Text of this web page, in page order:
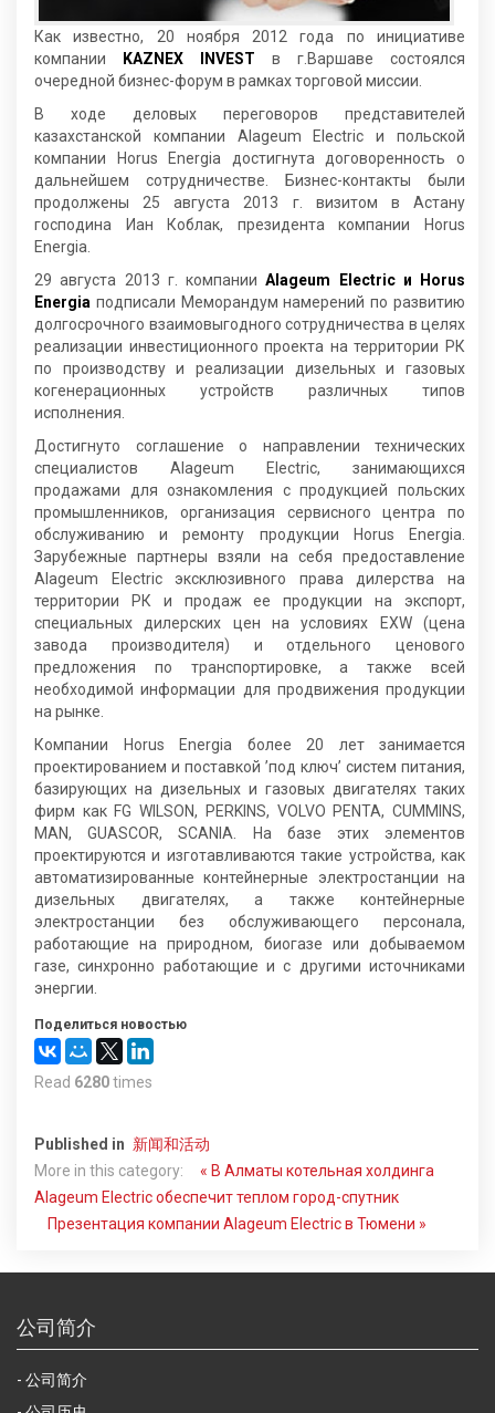
Как известно, 20 ноября 2012 года по инициативе
компании KAZNEX INVEST в г.Варшаве состоялся
очередной бизнес-форум в рамках торговой миссии.
В ходе деловых переговоров представителей
казахстанской компании Alageum Electric и польской
компании Horus Energia достигнута договоренность о
дальнейшем сотрудничестве. Бизнес-контакты были
продолжены 25 августа 2013 г. визитом в Астану
господина Иан Коблак, президента компании Horus
Energia.
29 августа 2013 г. компании Alageum Electric и Horus
Energia подписали Меморандум намерений по развитию
долгосрочного взаимовыгодного сотрудничества в целях
реализации инвестиционного проекта на территории РК
по производству и реализации дизельных и газовых
когенерационных устройств различных типов
исполнения.
Достигнуто соглашение о направлении технических
специалистов Alageum Electric, занимающихся
продажами для ознакомления с продукцией польских
промышленников, организация сервисного центра по
обслуживанию и ремонту продукции Horus Energia.
Зарубежные партнеры взяли на себя предоставление
Alageum Electric эксклюзивного права дилерства на
территории РК и продаж ее продукции на экспорт,
специальных дилерских цен на условиях EXW (цена
завода производителя) и отдельного ценового
предложения по транспортировке, а также всей
необходимой информации для продвижения продукции
на рынке.
Компании Horus Energia более 20 лет занимается
проектированием и поставкой ’под ключ’ систем питания,
базирующих на дизельных и газовых двигателях таких
фирм как FG WILSON, PERKINS, VOLVO PENTA, CUMMINS,
MAN, GUASCOR, SCANIA. На базе этих элементов
проектируются и изготавливаются такие устройства, как
автоматизированные контейнерные электростанции на
дизельных двигателях, а также контейнерные
электростанции без обслуживающего персонала,
работающие на природном, биогазе или добываемом
газе, синхронно работающие и с другими источниками
энергии.
Поделиться новостью
Read 6280times
Published in 新闻和活动
More in this category:
« В Алматы котельная холдинга
Alageum Electric обеспечит теплом город-спутник
Презентация компании Alageum Electric в Тюмени »
公司简介
公司简介